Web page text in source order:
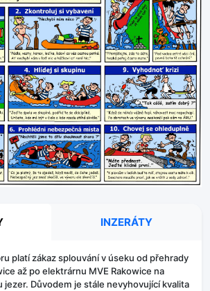
INZERÁTY
platí zákaz splouvání v úseku od přehrady
až po elektrárnu MVE Rakowice na
jezer. Důvodem je stále nevyhovující kvalita